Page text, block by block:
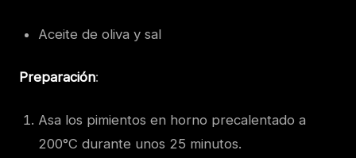
Aceite de oliva y sal
Preparación:
Asa los pimientos en horno precalentado a
200°C durante unos 25 minutos.